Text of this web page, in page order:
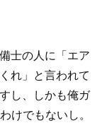
士の人に「エア
れ」と言われて
し、しかも俺ガ
けでもないし。